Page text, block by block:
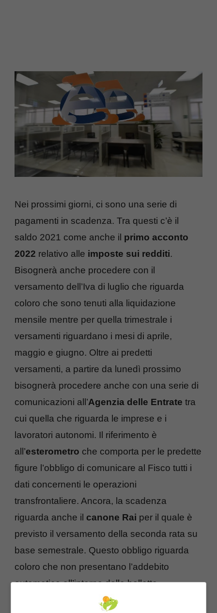
Nei prossimi giorni, ci sono una serie di
pagamenti in scadenza. Tra questi c’è il
saldo 2021 come anche il primo acconto
2022 relativo alle imposte sui redditi.
Bisognerà anche procedere con il
versamento dell’Iva di luglio che riguarda
coloro che sono tenuti alla liquidazione
mensile mentre per quella trimestrale i
versamenti riguardano i mesi di aprile,
maggio e giugno. Oltre ai predetti
versamenti, a partire da lunedì prossimo
bisognerà procedere anche con una serie di
comunicazioni all’Agenzia delle Entrate tra
cui quella che riguarda le imprese e i
lavoratori autonomi. Il riferimento è
all’esterometro che comporta per le predette
figure l’obbligo di comunicare al Fisco tutti i
dati concernenti le operazioni
transfrontaliere. Ancora, la scadenza
riguarda anche il canone Rai per il quale è
previsto il versamento della seconda rata su
base semestrale. Questo obbligo riguarda
coloro che non presentano l’addebito
automatico all’interno della bolletta.